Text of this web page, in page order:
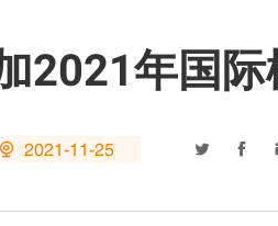
2021年国
 2021-11-25  